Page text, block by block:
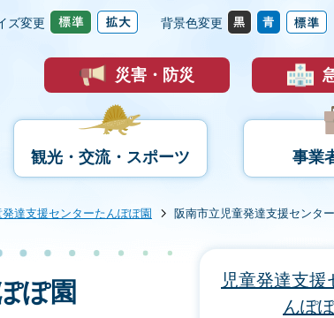
ズ変更 背景色変更
災害・防災
観光・交流・スポーツ 事業
発達支援センターたんぽぽ園 阪南市立児童発達支援センタ
ぽ園
児童発達支援
んぽ